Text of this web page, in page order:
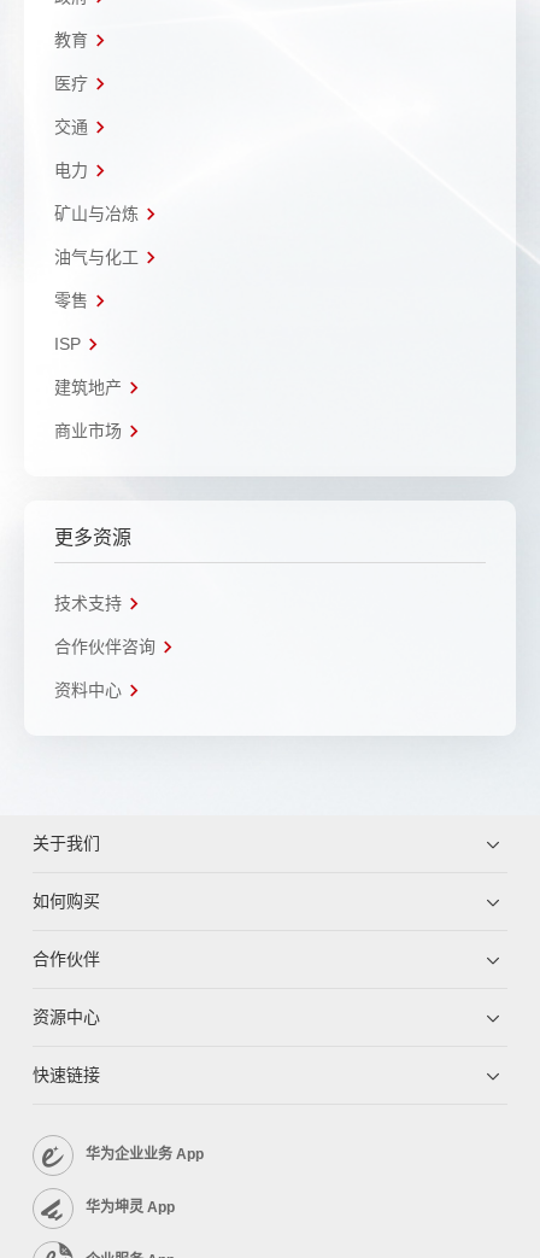
教育
医疗
交通
电力
矿山与冶炼
油气与化工
零售
ISP
建筑地产
商业市场
更多资源
技术支持
合作伙伴咨询
资料中心
关于我们
如何购买
合作伙伴
资源中心
快速链接
华为企业业务 App
华为坤灵 App